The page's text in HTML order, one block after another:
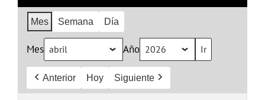
Mes Semana Día
Mes Año
Anterior Hoy Siguiente